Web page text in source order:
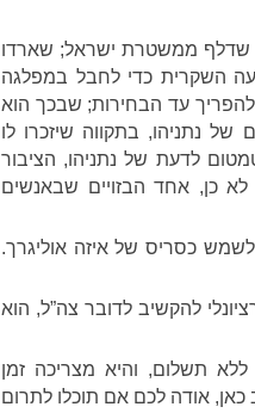
שדלף ממשטרת ישראל; שארדו
השקרית כדי לחבל במפלגה
עד הבחירות; שבכך הוא
של נתניהו, בתקווה שיזכרו לו
לדעת של נתניהו, הציבור
כן, אחד הבזויים שבאנשים
כסריס של איזה אוליגרך.
להקשיב לדובר צה”ל, הוא
תשלום, והיא מצריכה זמן
אודה לכם אם תוכלו לתרום